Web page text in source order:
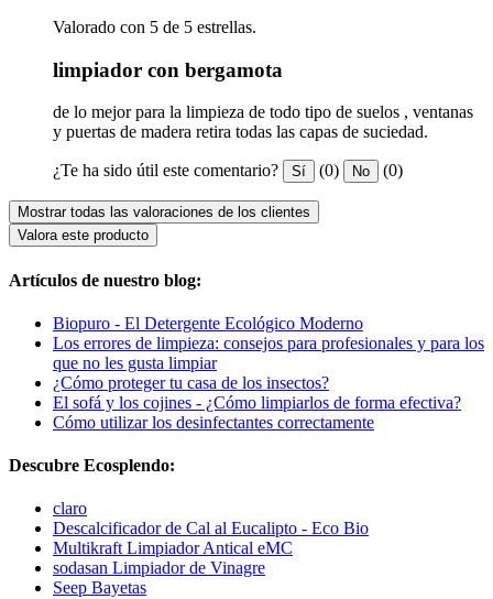
Valorado con 5 de 5 estrellas.
limpiador con bergamota
de lo mejor para la limpieza de todo tipo de suelos , ventanas
y puertas de madera retira todas las capas de suciedad.
¿Te ha sido útil este comentario? Sí (0) No (0)
Mostrar todas las valoraciones de los clientes
Valora este producto
Artículos de nuestro blog:
Biopuro - El Detergente Ecológico Moderno
Los errores de limpieza: consejos para profesionales y para los
que no les gusta limpiar
¿Cómo proteger tu casa de los insectos?
El sofá y los cojines - ¿Cómo limpiarlos de forma efectiva?
Cómo utilizar los desinfectantes correctamente
Descubre Ecosplendo:
claro
Descalcificador de Cal al Eucalipto - Eco Bio
Multikraft Limpiador Antical eMC
sodasan Limpiador de Vinagre
Seep Bayetas